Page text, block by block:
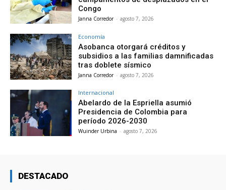
Congo
Janna Corredor - agosto 7, 2026
Economía
Asobanca otorgará créditos y
subsidios a las familias damnificadas
tras doblete sísmico
Janna Corredor - agosto 7, 2026
Internacional
Abelardo de la Espriella asumió
Presidencia de Colombia para
período 2026-2030
Wuinder Urbina - agosto 7, 2026
DESTACADO